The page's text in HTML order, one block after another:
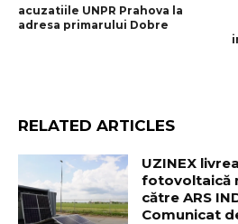
acuzatiile UNPR Prahova la
adresa primarului Dobre
RELATED ARTICLES
UZINEX
fotovoltaică
către ARS
Comunicat